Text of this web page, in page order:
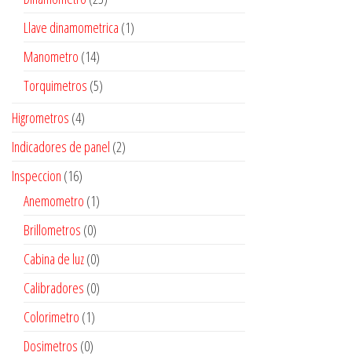
Llave dinamometrica (1)
Manometro (14)
Torquimetros (5)
Higrometros (4)
Indicadores de panel (2)
Inspeccion (16)
Anemometro (1)
Brillometros (0)
Cabina de luz(0)
Calibradores (0)
Colorimetro (1)
Dosimetros (0)